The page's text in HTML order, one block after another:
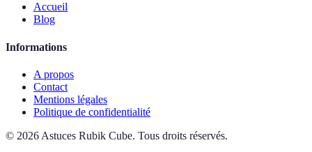
Accueil
Blog
Informations
A propos
Contact
Mentions légales
Politique de confidentialité
© 2026 Astuces Rubik Cube. Tous droits réservés.